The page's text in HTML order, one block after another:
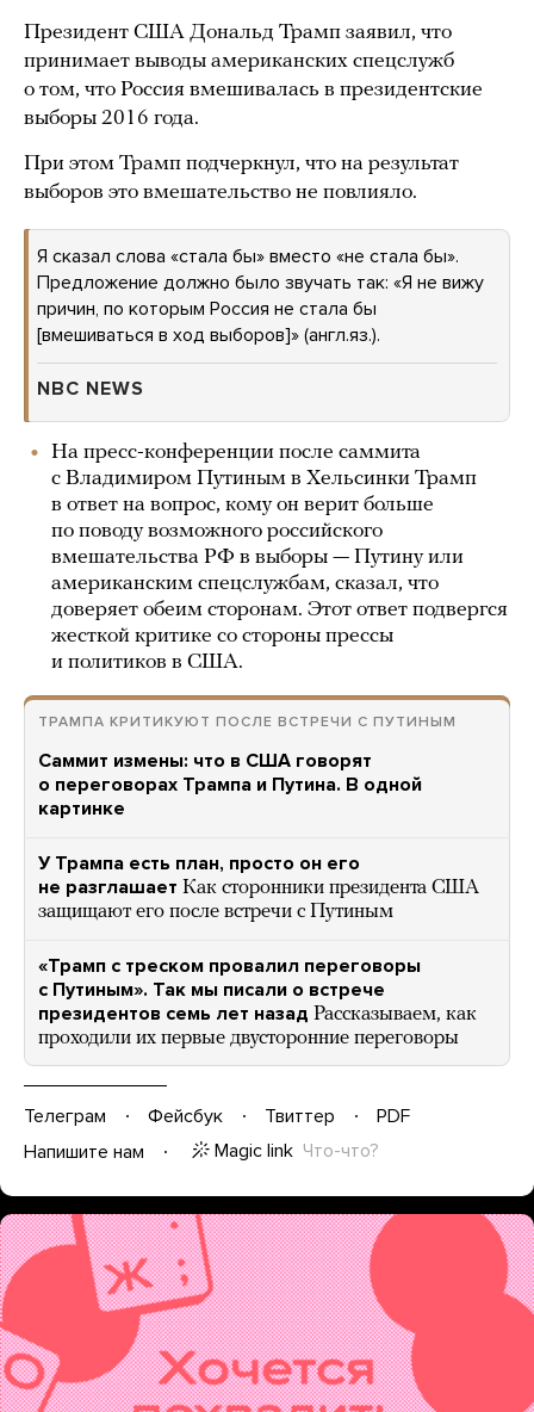
Президент США Дональд Трамп заявил, что
принимает выводы американских спецслужб
о том, что Россия вмешивалась в президентские
выборы 2016 года.
При этом Трамп подчеркнул, что на результат
выборов это вмешательство не повлияло.
Я сказал слова «стала бы» вместо «не стала бы».
Предложение должно было звучать так: «Я не вижу
причин, по которым Россия не стала бы
[вмешиваться в ход выборов]» (англ.яз.).
NBC NEWS
На пресс-конференции после саммита
с Владимиром Путиным в Хельсинки Трамп
в ответ на вопрос, кому он верит больше
по поводу возможного российского
вмешательства РФ в выборы — Путину или
американским спецслужбам, сказал, что
доверяет обеим сторонам. Этот ответ подвергся
жесткой критике со стороны прессы
и политиков в США.
ТРАМПА КРИТИКУЮТ ПОСЛЕ ВСТРЕЧИ С ПУТИНЫМ
Саммит измены: что в США говорят
о переговорах Трампа и Путина. В одной
картинке
У Трампа есть план, просто он его
не разглашает Как сторонники президента США
защищают его после встречи с Путиным
«Трамп с треском провалил переговоры
с Путиным». Так мы писали о встрече
президентов семь лет назад Рассказываем, как
проходили их первые двусторонние переговоры
Телеграм Фейсбук Твиттер
PDF
Напишите нам
Magic link Что-что?